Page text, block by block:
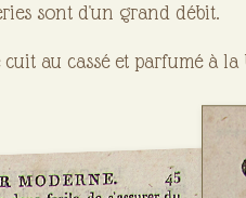
sont d'un grand débit.
cuit au cassé et parfumé à